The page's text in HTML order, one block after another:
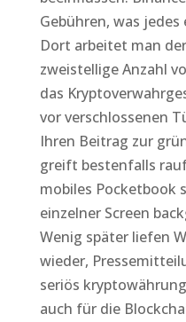
Gebühren, was
Dort arbeitet man
zweistellige Anzahl
das
vor verschlossenen
Ihren Beitrag zur
greift bestenfalls
mobiles Pocketbook
einzelner Screen
Wenig später liefen
wieder,
seriös
auch für die